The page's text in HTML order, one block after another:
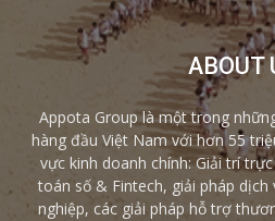
ABOUT
Appota Group là một trong
hàng đầu Việt Nam với hơn 55
vực kinh doanh chính: Giải trí
toán số & Fintech, giải pháp
nghiệp, các giải pháp hỗ trợ